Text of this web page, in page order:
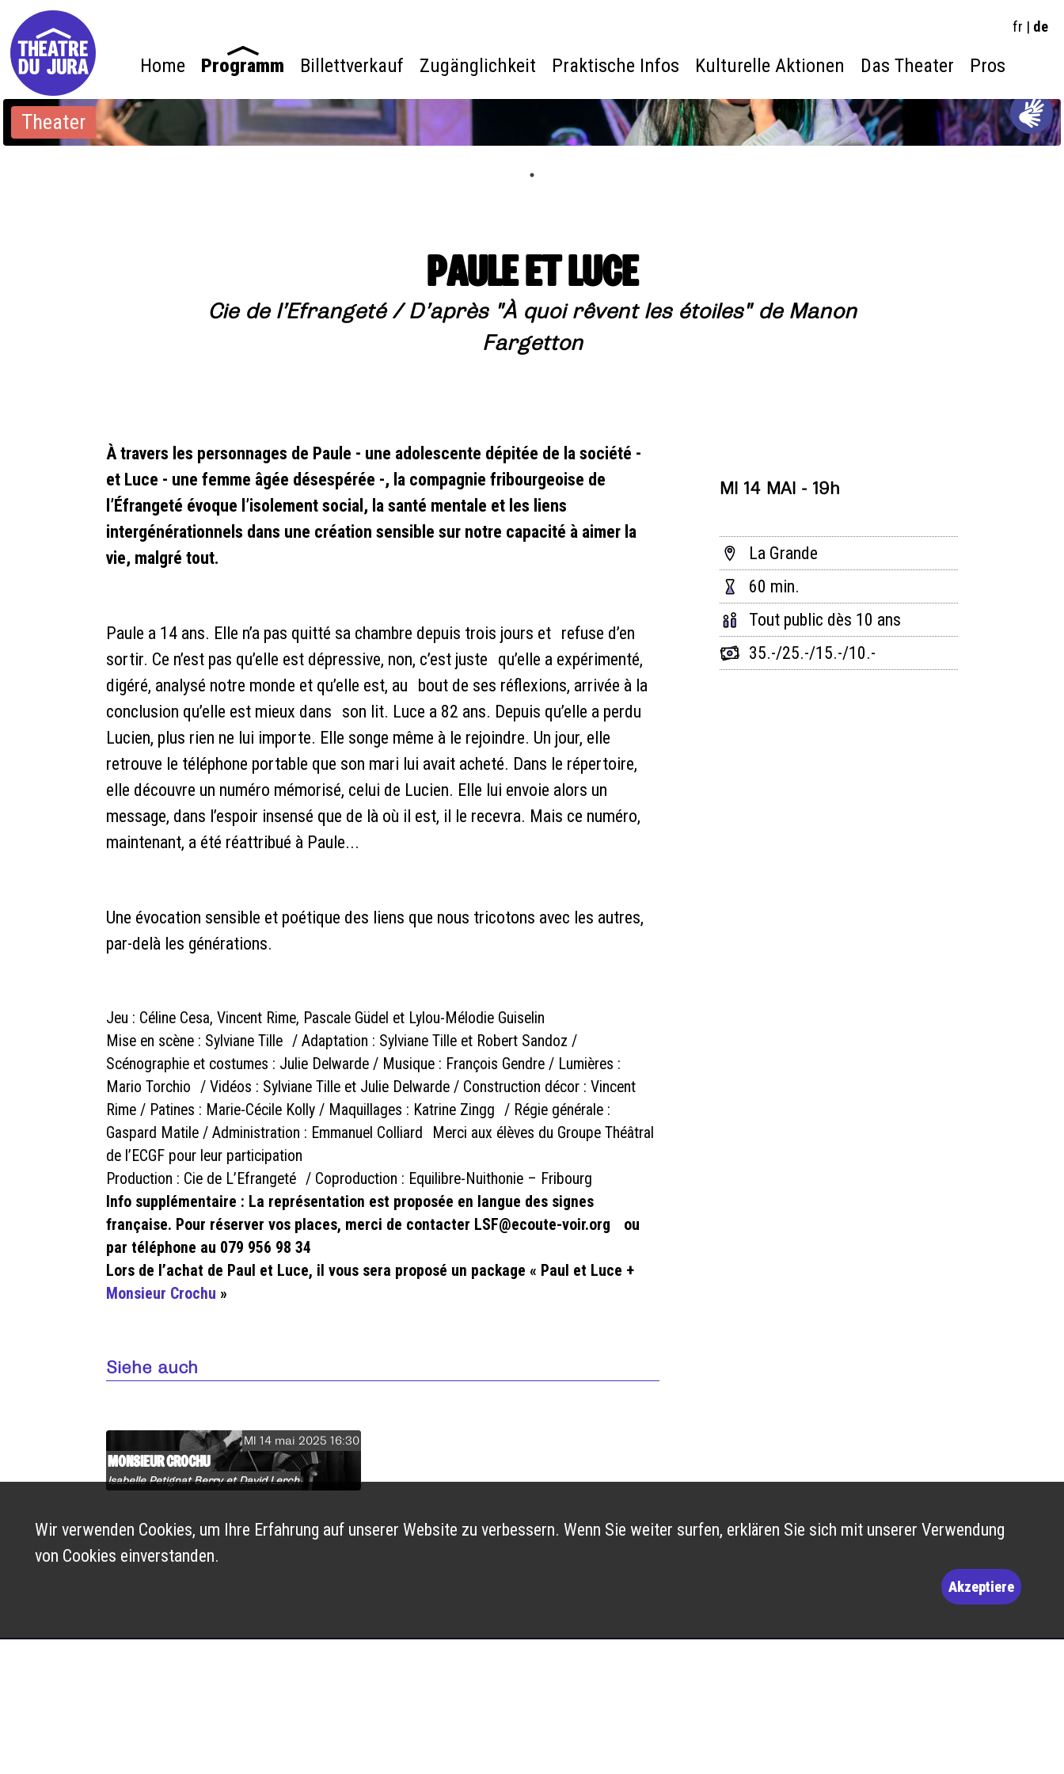
fr | de
Home Programm Billettverkauf Zugänglichkeit Praktische Infos Kulturelle Aktionen Das Theater Pros
Theater
PAULE ET LUCE
Cie de l’Efrangeté / D’après "À quoi rêvent les étoiles" de Manon
Fargetton
À travers les personnages de Paule - une adolescente dépitée de la société -
et Luce - une femme âgée désespérée -, la compagnie fribourgeoise de
l’Éfrangeté évoque l’isolement social, la santé mentale et les liens
intergénérationnels dans une création sensible sur notre capacité à aimer la
vie, malgré tout.
Paule a 14 ans. Elle n’a pas quitté sa chambre depuis trois jours et refuse d’en
sortir. Ce n’est pas qu’elle est dépressive, non, c’est juste qu’elle a expérimenté,
digéré, analysé notre monde et qu’elle est, au bout de ses réflexions, arrivée à la
conclusion qu’elle est mieux dans son lit. Luce a 82 ans. Depuis qu’elle a perdu
Lucien, plus rien ne lui importe. Elle songe même à le rejoindre. Un jour, elle
retrouve le téléphone portable que son mari lui avait acheté. Dans le répertoire,
elle découvre un numéro mémorisé, celui de Lucien. Elle lui envoie alors un
message, dans l’espoir insensé que de là où il est, il le recevra. Mais ce numéro,
maintenant, a été réattribué à Paule...
Une évocation sensible et poétique des liens que nous tricotons avec les autres,
par-delà les générations.
Jeu : Céline Cesa, Vincent Rime, Pascale Güdel et Lylou-Mélodie Guiselin
Mise en scène : Sylviane Tille / Adaptation : Sylviane Tille et Robert Sandoz /
Scénographie et costumes : Julie Delwarde / Musique : François Gendre / Lumières :
Mario Torchio / Vidéos : Sylviane Tille et Julie Delwarde / Construction décor : Vincent
Rime / Patines : Marie-Cécile Kolly / Maquillages : Katrine Zingg / Régie générale :
Gaspard Matile / Administration : Emmanuel Colliard Merci aux élèves du Groupe Théâtral
de l’ECGF pour leur participation
Production : Cie de L’Efrangeté / Coproduction : Equilibre-Nuithonie – Fribourg
Info supplémentaire : La représentation est proposée en langue des signes
française. Pour réserver vos places, merci de contacter LSF@ecoute-voir.org ou
par téléphone au 079 956 98 34
Lors de l’achat de Paul et Luce, il vous sera proposé un package « Paul et Luce +
Monsieur Crochu »
Siehe auch
MI 14 mai 2025 16:30
MONSIEUR CROCHU
Isabelle Petignat Berry et David Lerch
MI 14 MAI - 19h
La Grande
60 min.
Tout public dès 10 ans
35.-/25.-/15.-/10.-
Wir verwenden Cookies, um Ihre Erfahrung auf unserer Website zu verbessern. Wenn Sie weiter surfen, erklären Sie sich mit unserer Verwendung
von Cookies einverstanden.
Akzeptiere